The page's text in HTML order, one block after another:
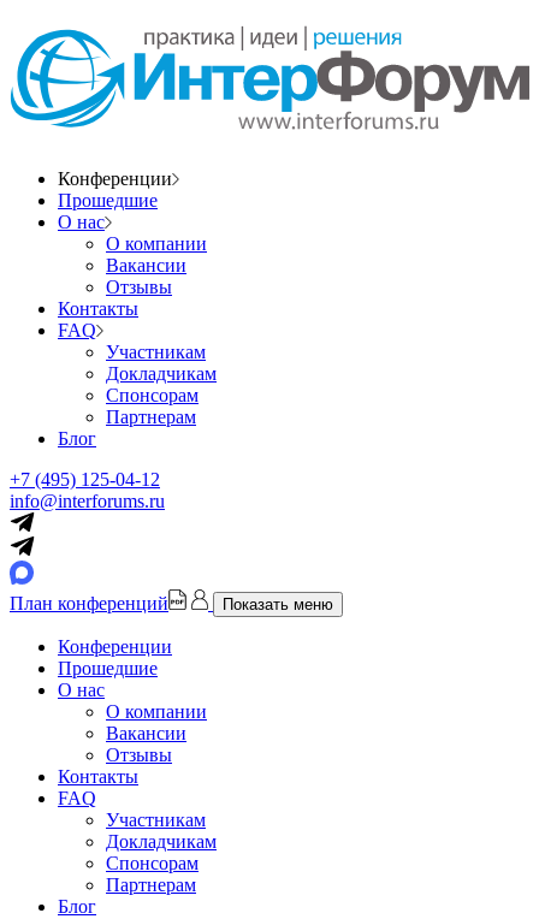
Конференции
Прошедшие
О нас
О компании
Вакансии
Отзывы
Контакты
FAQ
Участникам
Докладчикам
Спонсорам
Партнерам
Блог
+7 (495) 125-04-12
info@interforums.ru
План конференций Показать меню
Конференции
Прошедшие
О нас
О компании
Вакансии
Отзывы
Контакты
FAQ
Участникам
Докладчикам
Спонсорам
Партнерам
Блог